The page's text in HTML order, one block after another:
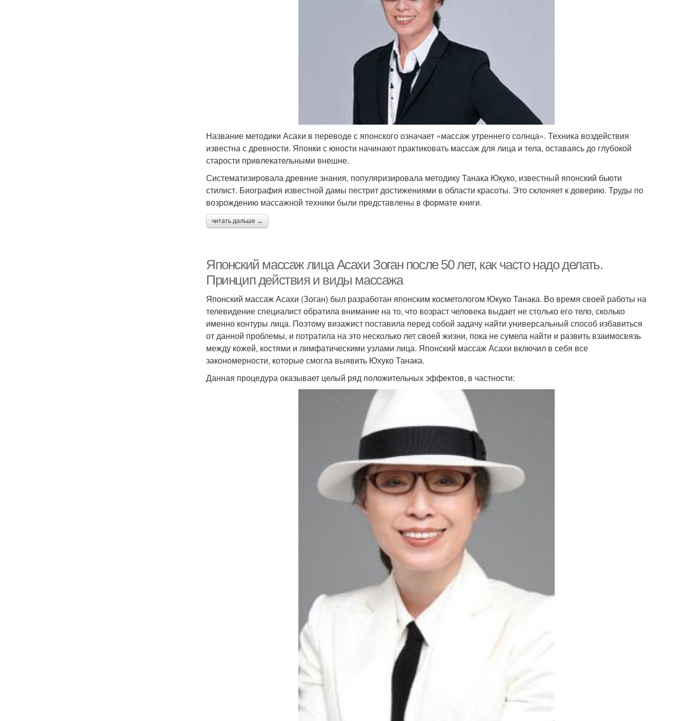
Название методики Асахи в переводе с японского означает «массаж утреннего солнца». Техника воздействия
известна с древности. Японки с юности начинают практиковать массаж для лица и тела, оставаясь до глубокой
старости привлекательными внешне.
Систематизировала древние знания, популяризировала методику Танака Юкуко, известный японский бьюти
стилист. Биография известной дамы пестрит достижениями в области красоты. Это склоняет к доверию. Труды по
возрождению массажной техники были представлены в формате книги.
читать дальше →
Японский массаж лица Асахи Зоган после 50 лет, как часто надо делать.
Принцип действия и виды массажа
Японский массаж Асахи (Зоган) был разработан японским косметологом Юкуко Танака. Во время своей работы на
телевидение специалист обратила внимание на то, что возраст человека выдает не столько его тело, сколько
именно контуры лица. Поэтому визажист поставила перед собой задачу найти универсальный способ избавиться
от данной проблемы, и потратила на это несколько лет своей жизни, пока не сумела найти и развить взаимосвязь
между кожей, костями и лимфатическими узлами лица. Японский массаж Асахи включил в себя все
закономерности, которые смогла выявить Юхуко Танака.
Данная процедура оказывает целый ряд положительных эффектов, в частности: